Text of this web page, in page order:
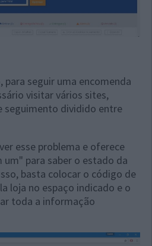
para seguir uma encomenda
visitar vários sites,
seguimento dividido entre
esse problema e oferece
para saber o estado da
basta colocar o código de
loja no espaço indicado e o
toda a informação